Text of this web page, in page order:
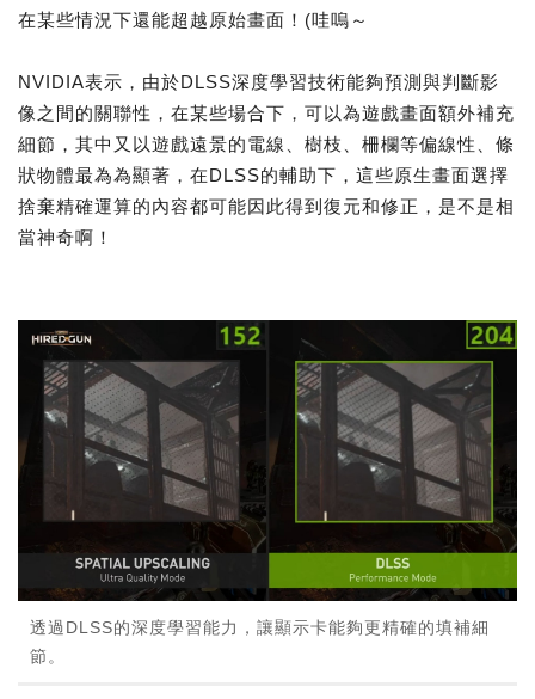
在某些情況下還能超越原始畫面！(哇嗚～
NVIDIA表示，由於DLSS深度學習技術能夠預測與判斷影
像之間的關聯性，在某些場合下，可以為遊戲畫面額外補充
細節，其中又以遊戲遠景的電線、樹枝、柵欄等偏線性、條
狀物體最為為顯著，在DLSS的輔助下，這些原生畫面選擇
捨棄精確運算的內容都可能因此得到復元和修正，是不是相
當神奇啊！
透過DLSS的深度學習能力，讓顯示卡能夠更精確的填補細
節。